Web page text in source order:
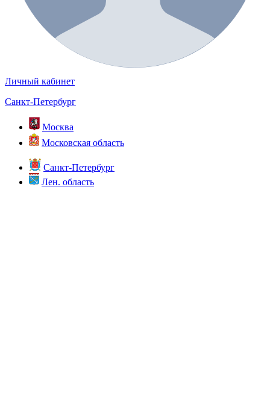
Личный кабинет
Санкт-Петербург
Москва
Московская область
Санкт-Петербург
Лен. область